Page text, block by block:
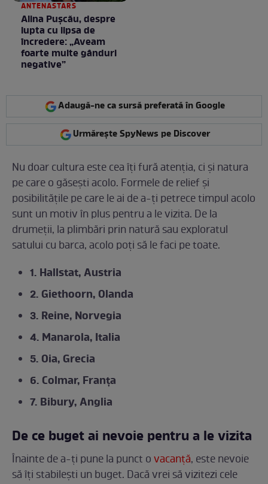
ANTENASTARS
Alina Pușcău, despre
lupta cu lipsa de
încredere: „Aveam
foarte multe gânduri
negative”
Adaugă-ne ca sursă preferată în Google
Urmărește SpyNews pe Discover
Nu doar cultura este cea îți fură atenția, ci și natura
pe care o găsești acolo. Formele de relief și
posibilitățile pe care le ai de a-ți petrece timpul acolo
sunt un motiv în plus pentru a le vizita. De la
drumeții, la plimbări prin natură sau exploratul
satului cu barca, acolo poți să le faci pe toate.
1. Hallstat, Austria
2. Giethoorn, Olanda
3. Reine, Norvegia
4. Manarola, Italia
5. Oia, Grecia
6. Colmar, Franța
7. Bibury, Anglia
De ce buget ai nevoie pentru a le vizita
Înainte de a-ți pune la punct ovacanță, este nevoie
să îți stabilești un buget. Dacă vrei să vizitezi cele